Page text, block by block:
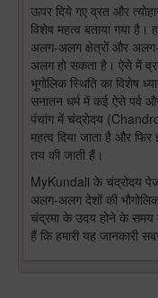
ऊपर दिये गए व्रत और
विशेष महत्व बताया गया है।
अलग-अलग क्षेत्रों और
अलग हो सकता है। ऐसे में
भूगोलिक स्थिति का विशेष
सनातन धर्म में कई ऐसे पर्व
पंचांग में चंद्रोदय
महत्व दिया जाता है और फिर
तय की जाती हैं।
MyKundali के चंद्रोदय
अलग-अलग देशों की
चंद्रमा के उदय होने के समय
हैं कि हमारी यह जानकारी